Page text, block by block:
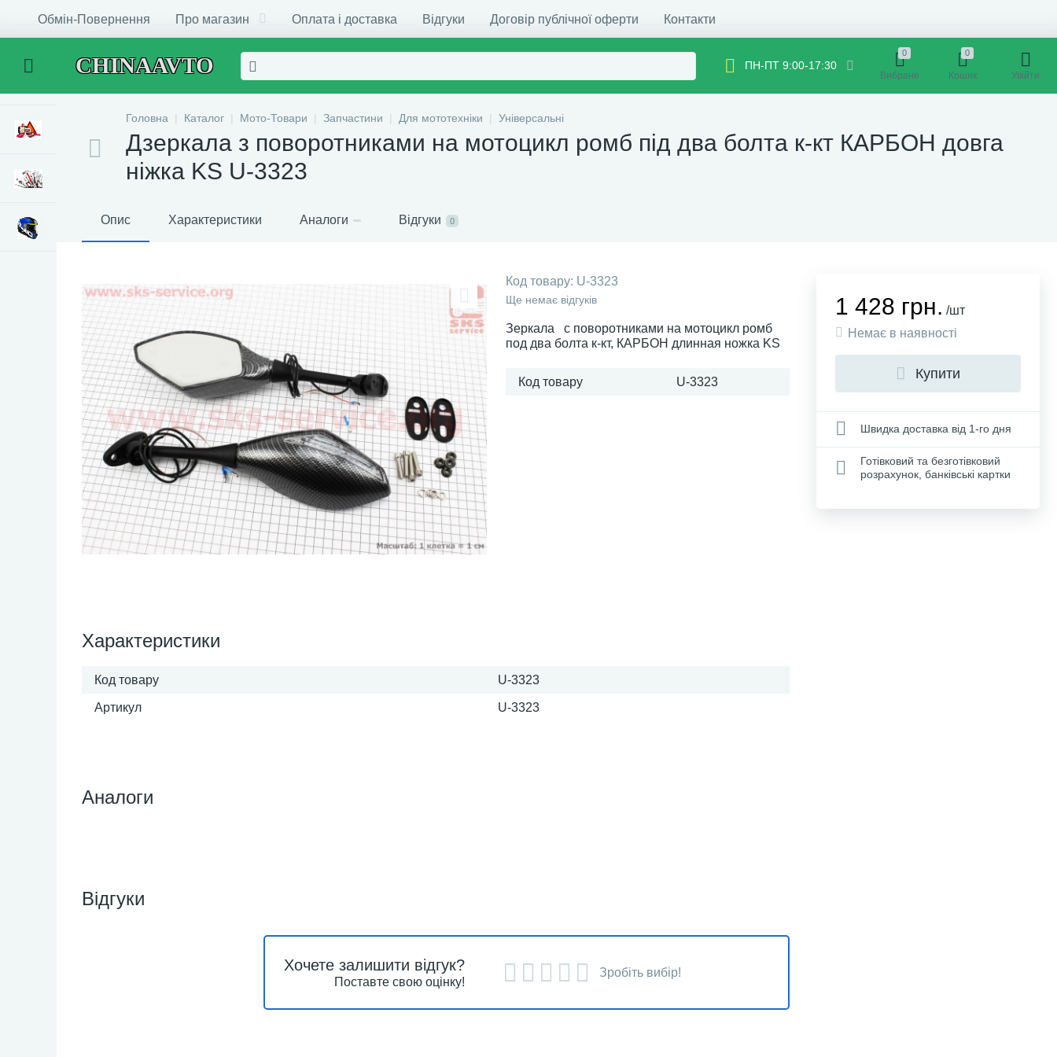
Обмін-Повернення Про магазин Оплата і доставка Відгуки Договір публічної оферти Контакти
CHINAAVTO ПН-ПТ 9:00-17:30
0
Вибране
0
Кошик Увійти
Головна Каталог Мото-Товари Запчастини Для мототехніки Універсальні
Дзеркала з поворотниками на мотоцикл ромб під два болта к-кт КАРБОН довга
ніжка KS U-3323
Опис Характеристики Аналоги Відгуки 0
Код товару: U-3323
Ще немає відгуків
Зеркала с поворотниками на мотоцикл ромб
под два болта к-кт, КАРБОН длинная ножка KS
Код товару U-3323
Характеристики
Код товару U-3323
Артикул U-3323
1 428 грн. /шт
Немає в наявності
Купити
Швидка доставка від 1-го дня
Готівковий та безготівковий
розрахунок, банківські картки
Аналоги
Відгуки
Хочете залишити відгук?
Поставте свою оцінку!
Зробіть вибір!